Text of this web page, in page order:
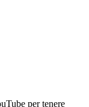
per tenere